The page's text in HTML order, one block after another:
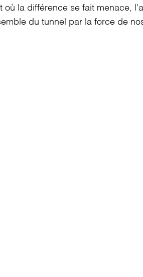
où la différence se fait menace,
du tunnel par la force de